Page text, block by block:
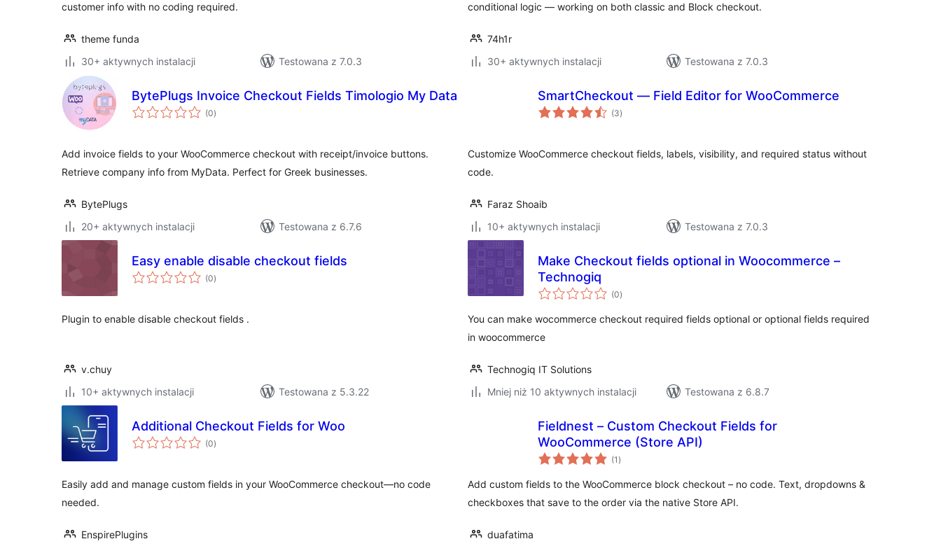
customer info with no coding required.
theme funda
30+ aktywnych instalacji
Testowana z 7.0.3
conditional logic — working on both classic and Block checkout.
74h1r
30+ aktywnych instalacji
Testowana z 7.0.3
BytePlugs Invoice Checkout Fields Timologio My Data
(0wszystkich
ocen
)
Add invoice fields to your WooCommerce checkout with receipt/invoice buttons.
Retrieve company info from MyData. Perfect for Greek businesses.
BytePlugs
20+ aktywnych instalacji
Testowana z 6.7.6
SmartCheckout — Field Editor for WooCommerce
(3wszystkich
ocen
)
Customize WooCommerce checkout fields, labels, visibility, and required status without
code.
Faraz Shoaib
10+ aktywnych instalacji
Testowana z 7.0.3
Easy enable disable checkout fields
(0wszystkich
ocen
)
Plugin to enable disable checkout fields .
v.chuy
10+ aktywnych instalacji
Testowana z 5.3.22
Make Checkout fields optional in Woocommerce –
Technogiq
(0wszystkich
ocen
)
You can make wocommerce checkout required fields optional or optional fields required
in woocommerce
Technogiq IT Solutions
Mniej niż 10 aktywnych instalacji
Testowana z 6.8.7
Additional Checkout Fields for Woo
(0wszystkich
ocen
)
Easily add and manage custom fields in your WooCommerce checkout—no code
needed.
EnspirePlugins
Fieldnest – Custom Checkout Fields for
WooCommerce (Store API)
(1 wszystkich
ocen
)
Add custom fields to the WooCommerce block checkout – no code. Text, dropdowns &
checkboxes that save to the order via the native Store API.
duafatima